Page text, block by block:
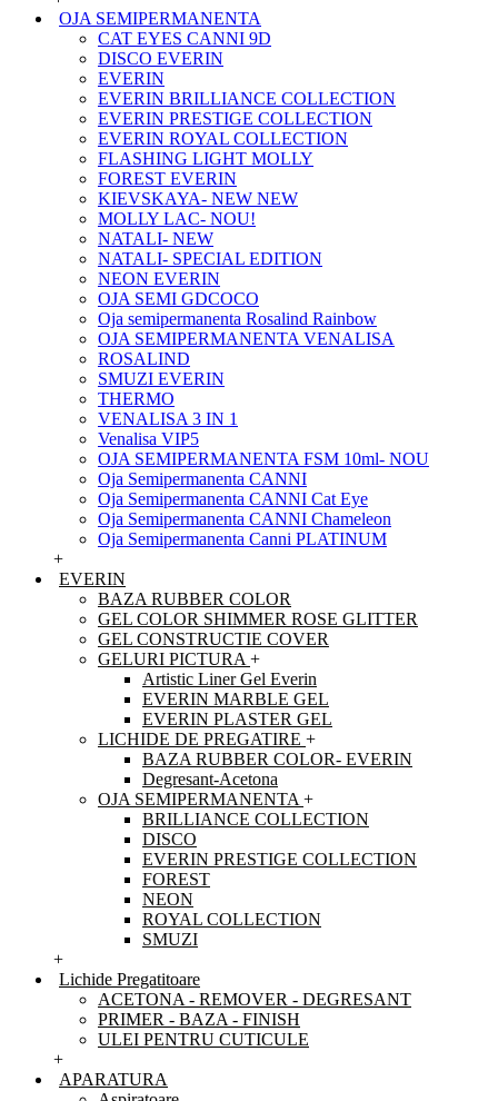
OJA SEMIPERMANENTA
CAT EYES CANNI 9D
DISCO EVERIN
EVERIN
EVERIN BRILLIANCE COLLECTION
EVERIN PRESTIGE COLLECTION
EVERIN ROYAL COLLECTION
FLASHING LIGHT MOLLY
FOREST EVERIN
KIEVSKAYA- NEW NEW
MOLLY LAC- NOU!
NATALI- NEW
NATALI- SPECIAL EDITION
NEON EVERIN
OJA SEMI GDCOCO
Oja semipermanenta Rosalind Rainbow
OJA SEMIPERMANENTA VENALISA
ROSALIND
SMUZI EVERIN
THERMO
VENALISA 3 IN 1
Venalisa VIP5
OJA SEMIPERMANENTA FSM 10ml- NOU
Oja Semipermanenta CANNI
Oja Semipermanenta CANNI Cat Eye
Oja Semipermanenta CANNI Chameleon
Oja Semipermanenta Canni PLATINUM
+
EVERIN
BAZA RUBBER COLOR
GEL COLOR SHIMMER ROSE GLITTER
GEL CONSTRUCTIE COVER
GELURI PICTURA +
Artistic Liner Gel Everin
EVERIN MARBLE GEL
EVERIN PLASTER GEL
LICHIDE DE PREGATIRE +
BAZA RUBBER COLOR- EVERIN
Degresant-Acetona
OJA SEMIPERMANENTA +
BRILLIANCE COLLECTION
DISCO
EVERIN PRESTIGE COLLECTION
FOREST
NEON
ROYAL COLLECTION
SMUZI
+
Lichide Pregatitoare
ACETONA - REMOVER - DEGRESANT
PRIMER - BAZA - FINISH
ULEI PENTRU CUTICULE
+
APARATURA